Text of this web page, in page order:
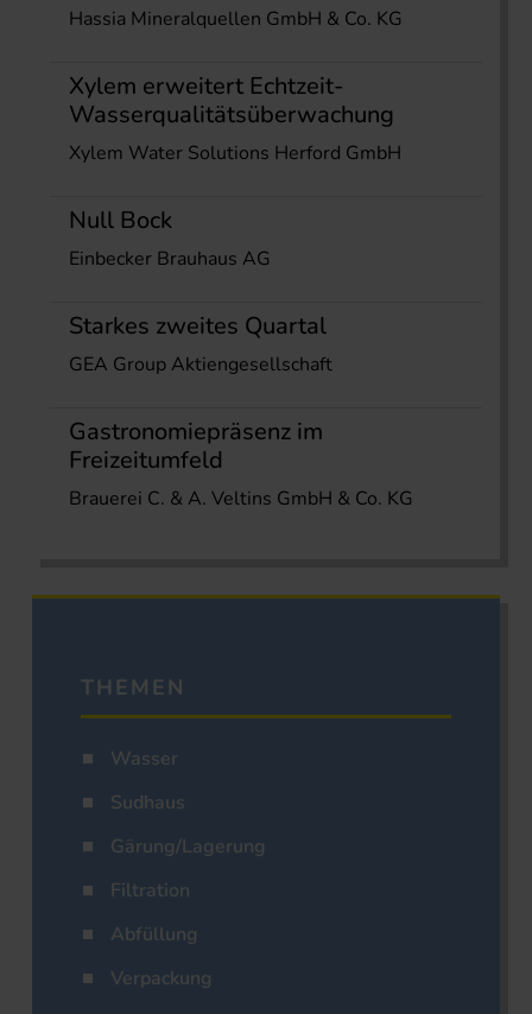
Hassia Mineralquellen GmbH & Co. KG
Xylem erweitert Echtzeit-
Wasserqualitätsüberwachung
Xylem Water Solutions Herford GmbH
Null Bock
Einbecker Brauhaus AG
Starkes zweites Quartal
GEA Group Aktiengesellschaft
Gastronomiepräsenz im
Freizeitumfeld
Brauerei C. & A. Veltins GmbH & Co. KG
THEMEN
Wasser
Sudhaus
Gärung/Lagerung
Filtration
Abfüllung
Verpackung